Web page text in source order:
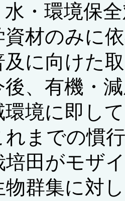
水・環境保
資材のみに
及に向けた
後、有機・
環境に即し
れまでの慣
培田がモザ
物群集に対